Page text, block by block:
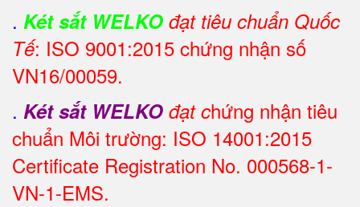
. Két sắt WELKO đạt tiêu chuẩn Quốc
Tế: ISO 9001:2015 chứng nhận số
VN16/00059.
. Két sắt WELKO đạt chứng nhận tiêu
chuẩn Môi trường: ISO 14001:2015
Certificate Registration No. 000568-1-
VN-1-EMS.